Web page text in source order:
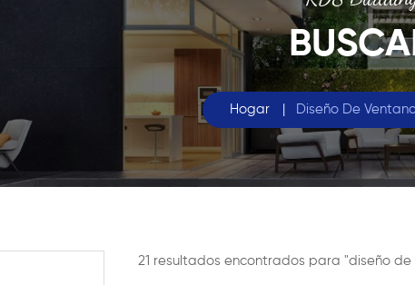
Hogar | Diseño De
21 resultados encontrados para "diseño